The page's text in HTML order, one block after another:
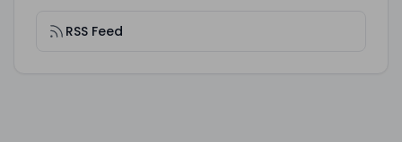
RSS Feed